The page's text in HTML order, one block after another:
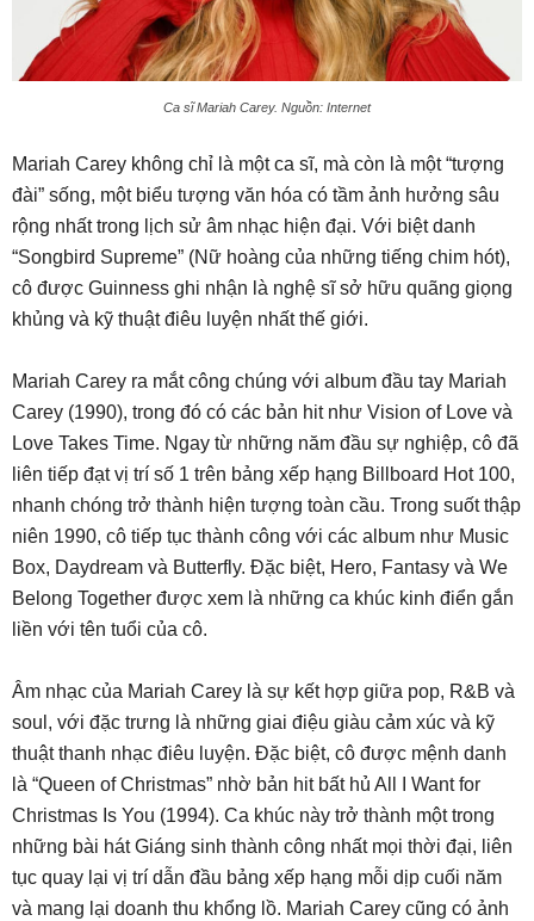
Ca sĩ Mariah Carey. Nguồn: Internet
Mariah Carey không chỉ là một ca sĩ, mà còn là một “tượng
đài” sống, một biểu tượng văn hóa có tầm ảnh hưởng sâu
rộng nhất trong lịch sử âm nhạc hiện đại. Với biệt danh
“Songbird Supreme” (Nữ hoàng của những tiếng chim hót),
cô được Guinness ghi nhận là nghệ sĩ sở hữu quãng giọng
khủng và kỹ thuật điêu luyện nhất thế giới.
Mariah Carey ra mắt công chúng với album đầu tay Mariah
Carey (1990), trong đó có các bản hit như Vision of Love và
Love Takes Time. Ngay từ những năm đầu sự nghiệp, cô đã
liên tiếp đạt vị trí số 1 trên bảng xếp hạng Billboard Hot 100,
nhanh chóng trở thành hiện tượng toàn cầu. Trong suốt thập
niên 1990, cô tiếp tục thành công với các album như Music
Box, Daydream và Butterfly. Đặc biệt, Hero, Fantasy và We
Belong Together được xem là những ca khúc kinh điển gắn
liền với tên tuổi của cô.
Âm nhạc của Mariah Carey là sự kết hợp giữa pop, R&B và
soul, với đặc trưng là những giai điệu giàu cảm xúc và kỹ
thuật thanh nhạc điêu luyện. Đặc biệt, cô được mệnh danh
là “Queen of Christmas” nhờ bản hit bất hủ All I Want for
Christmas Is You (1994). Ca khúc này trở thành một trong
những bài hát Giáng sinh thành công nhất mọi thời đại, liên
tục quay lại vị trí dẫn đầu bảng xếp hạng mỗi dịp cuối năm
và mang lại doanh thu khổng lồ. Mariah Carey cũng có ảnh